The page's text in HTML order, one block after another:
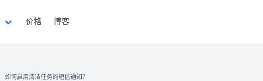
价格 博客
如何启用清洁任务的短信通知？